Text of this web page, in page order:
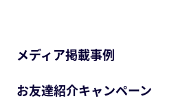
メディア掲載事例
お友達紹介キャンペーン